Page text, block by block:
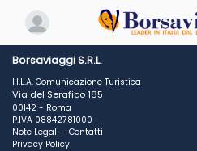
Borsaviaggi S.R.L.
H.L.A. Comunicazione Turistica
Via del Serafico 185
00142 - Roma
P.IVA 08842781000
Note Legali - Contatti
Privacy Policy